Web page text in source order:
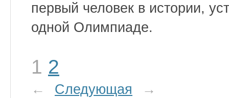
первый человек в истории,
одной Олимпиаде.
1 2
← Следующая →